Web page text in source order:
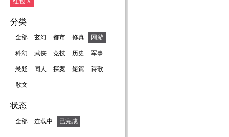
分类
全部 玄幻 都市 修真 网游
科幻 武侠 竞技 历史 军事
悬疑 同人 探案 短篇 诗歌
散文
状态
全部 连载中 已完成